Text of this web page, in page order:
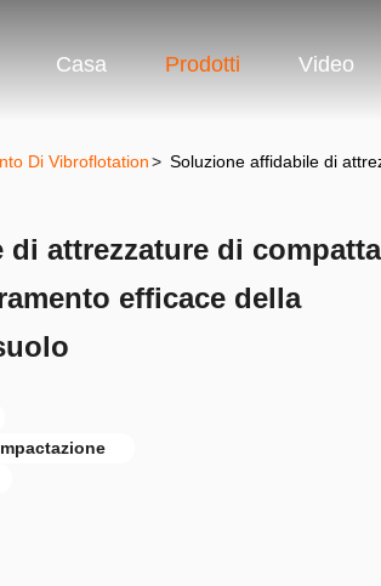
Casa Prodotti Video
Di Vibroflotation> Soluzione affidabile di
attrezzature di
efficace della